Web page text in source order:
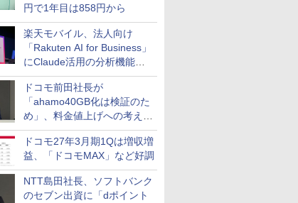
円で1年目は858円から
楽天モバイル、法人向け
「Rakuten AI for Business」
にClaude活用の分析機能な
どを追加
ドコモ前田社長が
「ahamo40GB化は検証のた
め」、料金値上げへの考え方
にも言及
ドコモ27年3月期1Qは増収増
益、「ドコモMAX」など好調
NTT島田社長、ソフトバンク
のセブン出資に「dポイント